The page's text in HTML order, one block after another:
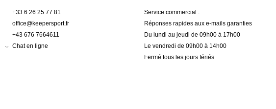
+33 6 26 25 77 81
office@keepersport.fr
+43 676 7664611
Chat en ligne
Service commercial :
Réponses rapides aux e-mails garanties
Du lundi au jeudi de 09h00 à 17h00
Le vendredi de 09h00 à 14h00
Fermé tous les jours fériés